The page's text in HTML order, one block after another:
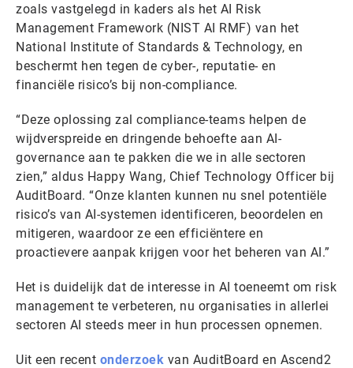
zoals vastgelegd in kaders als het AI Risk
Management Framework (NIST AI RMF) van het
National Institute of Standards & Technology, en
beschermt hen tegen de cyber-, reputatie- en
financiële risico’s bij non-compliance.
“Deze oplossing zal compliance-teams helpen de
wijdverspreide en dringende behoefte aan AI-
governance aan te pakken die we in alle sectoren
zien,” aldus Happy Wang, Chief Technology Officer bij
AuditBoard. “Onze klanten kunnen nu snel potentiële
risico’s van AI-systemen identificeren, beoordelen en
mitigeren, waardoor ze een efficiëntere en
proactievere aanpak krijgen voor het beheren van AI.”
Het is duidelijk dat de interesse in AI toeneemt om risk
management te verbeteren, nu organisaties in allerlei
sectoren AI steeds meer in hun processen opnemen.
Uit een recent onderzoek van AuditBoard en Ascend2